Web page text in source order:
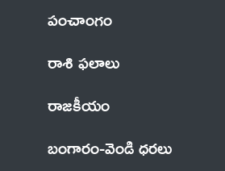
పంచాంగం
రాశి ఫలాలు
రాజకీయం
బంగారం-వెండి ధరలు